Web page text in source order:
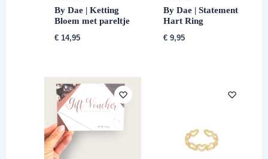
By Dae | Ketting
Bloem met pareltje
€ 14,95
By Dae | Statement
Hart Ring
€ 9,95